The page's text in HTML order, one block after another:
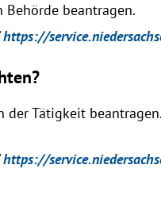
Behörde beantragen.
https://
der Tätigkeit beantragen.
https://